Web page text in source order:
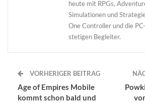
heute mit RPGs,
Simulationen und
One Controller und die
stetigen Begleiter.
VORHERIGER BEITRAG
Age of Empires Mobile
kommt schon bald und